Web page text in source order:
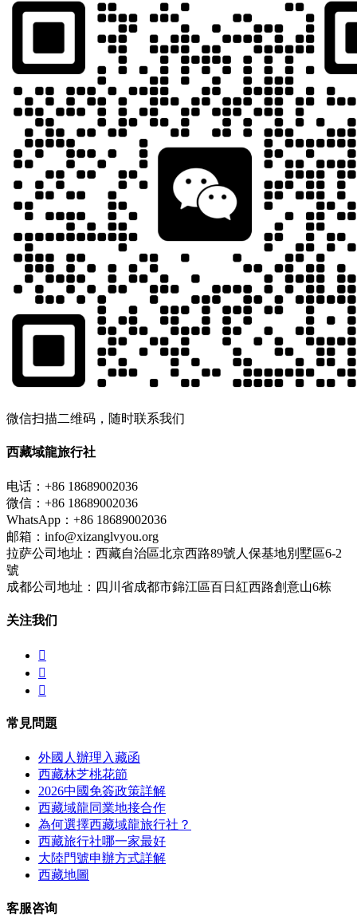
微信扫描二维码，随时联系我们
西藏域龍旅行社
电话：+86 18689002036
微信：+86 18689002036
WhatsApp：+86 18689002036
邮箱：info@xizanglvyou.org
拉萨公司地址：西藏自治區北京西路89號人保基地別墅區6-2
號
成都公司地址：四川省成都市錦江區百日紅西路創意山6栋
关注我们



常見問題
外國人辦理入藏函
西藏林芝桃花節
2026中國免簽政策詳解
西藏域龍同業地接合作
為何選擇西藏域龍旅行社？
西藏旅行社哪一家最好
大陸門號申辦方式詳解
西藏地圖
客服咨询